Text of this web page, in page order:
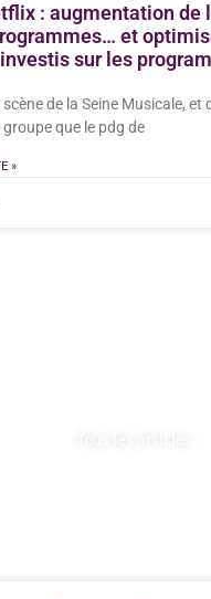
: augmentation de
et
sur les
scène de la Seine Musicale, et
groupe que le pdg de
»